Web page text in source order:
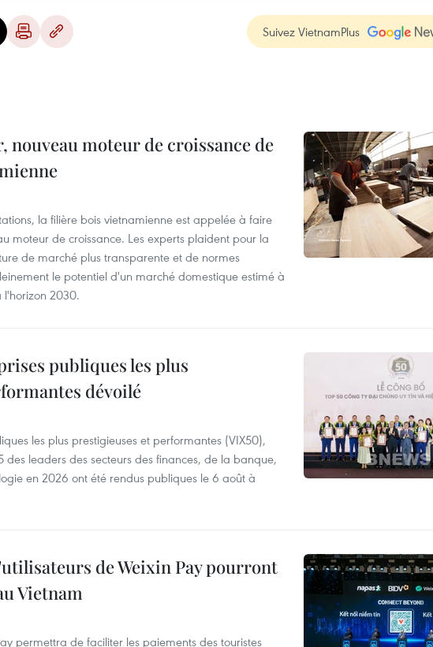
Suivez VietnamPlus
nouveau moteur de croissance de
la filière bois vietnamienne est appelée à faire
moteur de croissance. Les experts plaident pour la
de marché plus transparente et de normes
le potentiel d'un marché domestique estimé à
l'horizon 2030.
publiques les plus
dévoilé
les plus prestigieuses et performantes (VIX50),
des leaders des secteurs des finances, de la banque,
en 2026 ont été rendus publiques le 6 août à
de Weixin Pay pourront
Vietnam
permettra de faciliter les paiements des touristes